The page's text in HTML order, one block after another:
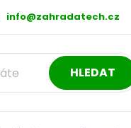
info@zahradatech.cz
řád Postup při nákupu
HLEDAT